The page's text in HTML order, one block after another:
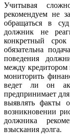
Учитывая
рекомендуем не
обращаться в
должник не
конкретный
обязательна
поведения
между
мониторить
ведет ли он
предпринимает
выявлять факты
возникновении
должника
взыскания долга.